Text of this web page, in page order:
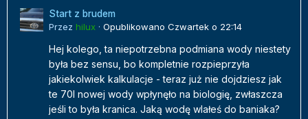
Start z brudem
Przez hilux · Opublikowano Czwartek o 22:14
Hej kolego, ta niepotrzebna podmiana wody niestety
była bez sensu, bo kompletnie rozpieprzyła
jakiekolwiek kalkulacje - teraz już nie dojdziesz jak
te 70l nowej wody wpłynęło na biologię, zwłaszcza
jeśli to była kranica. Jaką wodę wlałeś do baniaka?